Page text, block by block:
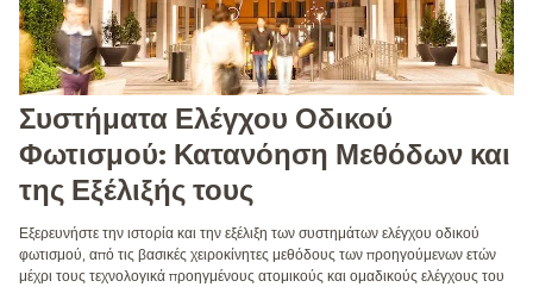
Συστήματα Ελέγχου Οδικού
Φωτισμού: Κατανόηση Μεθόδων και
της Εξέλιξής τους
Εξερευνήστε την ιστορία και την εξέλιξη των συστημάτων ελέγχου οδικού
φωτισμού, από τις βασικές χειροκίνητες μεθόδους των προηγούμενων ετών
μέχρι τους τεχνολογικά προηγμένους ατομικούς και ομαδικούς ελέγχους του